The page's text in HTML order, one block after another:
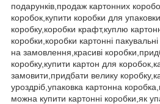
подарунків,продаж картонних
коробок,купити коробки для
коробку,коробки крафт,куплю
коробки,коробки картонні
на замовлення красиві
коробку,купити картон для
замовити,придбати велику
уроздріб,упаковка картонна
можна купити картонні коробки,як